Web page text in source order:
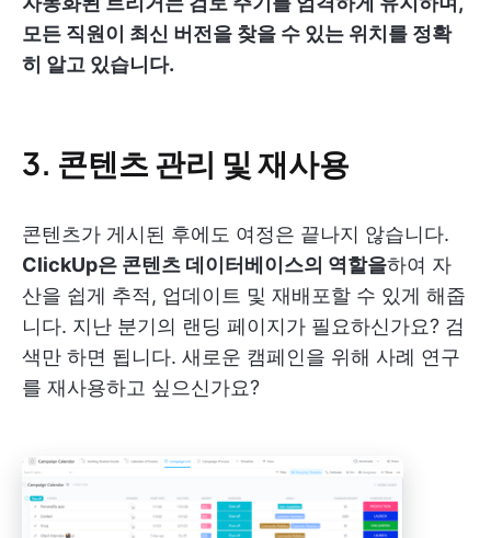
모든 직원이 최신 버전을 찾을 수 있는 위치를 정확
히 알고 있습니다.
3. 콘텐츠 관리 및 재사용
콘텐츠가 게시된 후에도 여정은 끝나지 않습니다.
ClickUp은 콘텐츠 데이터베이스의 역할을하여 자
산을 쉽게 추적, 업데이트 및 재배포할 수 있게 해줍
니다. 지난 분기의 랜딩 페이지가 필요하신가요? 검
색만 하면 됩니다. 새로운 캠페인을 위해 사례 연구
를 재사용하고 싶으신가요?